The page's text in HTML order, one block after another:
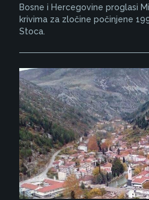
Bosne i Hercegovine proglasi
krivima za zločine počinjene
Stoca.